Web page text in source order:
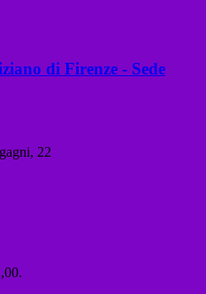
di Firenze - Sede
22